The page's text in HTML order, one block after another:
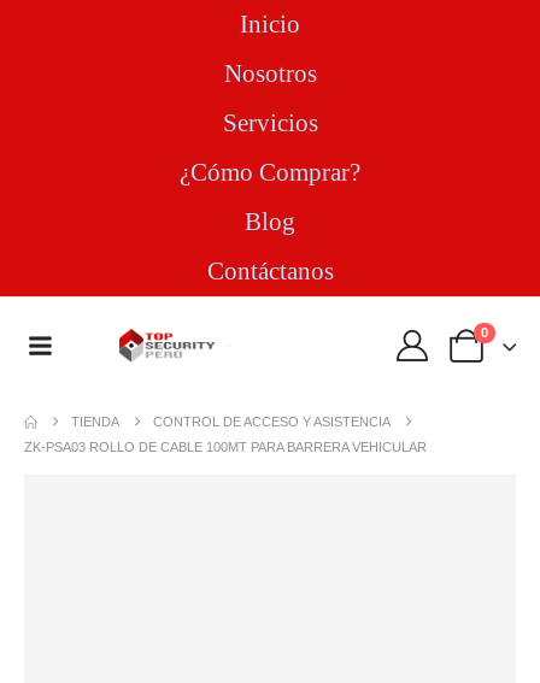
Inicio
Nosotros
Servicios
¿Cómo Comprar?
Blog
Contáctanos
0
TIENDA
CONTROL DE ACCESO Y ASISTENCIA
ZK-PSA03 ROLLO DE CABLE 100MT PARA BARRERA VEHICULAR